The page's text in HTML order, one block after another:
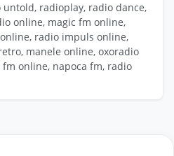
radioplay, radio dance,
online, magic fm online,
radio impuls online,
manele online, oxoradio
online, napoca fm, radio